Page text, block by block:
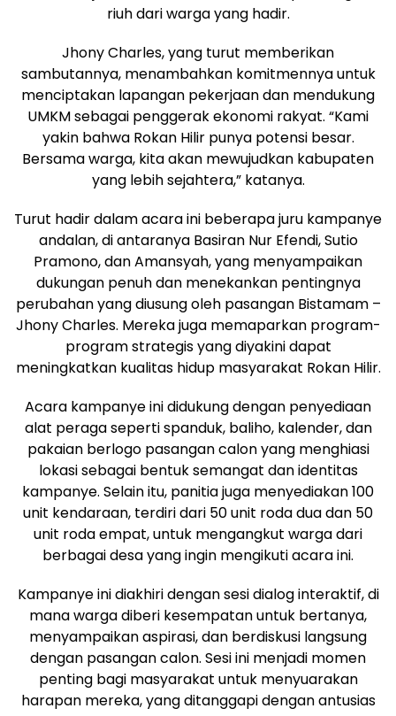
riuh dari warga yang hadir.
Jhony Charles, yang turut memberikan
sambutannya, menambahkan komitmennya untuk
menciptakan lapangan pekerjaan dan mendukung
UMKM sebagai penggerak ekonomi rakyat. “Kami
yakin bahwa Rokan Hilir punya potensi besar.
Bersama warga, kita akan mewujudkan kabupaten
yang lebih sejahtera,” katanya.
Turut hadir dalam acara ini beberapa juru kampanye
andalan, di antaranya Basiran Nur Efendi, Sutio
Pramono, dan Amansyah, yang menyampaikan
dukungan penuh dan menekankan pentingnya
perubahan yang diusung oleh pasangan Bistamam –
Jhony Charles. Mereka juga memaparkan program-
program strategis yang diyakini dapat
meningkatkan kualitas hidup masyarakat Rokan Hilir.
Acara kampanye ini didukung dengan penyediaan
alat peraga seperti spanduk, baliho, kalender, dan
pakaian berlogo pasangan calon yang menghiasi
lokasi sebagai bentuk semangat dan identitas
kampanye. Selain itu, panitia juga menyediakan 100
unit kendaraan, terdiri dari 50 unit roda dua dan 50
unit roda empat, untuk mengangkut warga dari
berbagai desa yang ingin mengikuti acara ini.
Kampanye ini diakhiri dengan sesi dialog interaktif, di
mana warga diberi kesempatan untuk bertanya,
menyampaikan aspirasi, dan berdiskusi langsung
dengan pasangan calon. Sesi ini menjadi momen
penting bagi masyarakat untuk menyuarakan
harapan mereka, yang ditanggapi dengan antusias